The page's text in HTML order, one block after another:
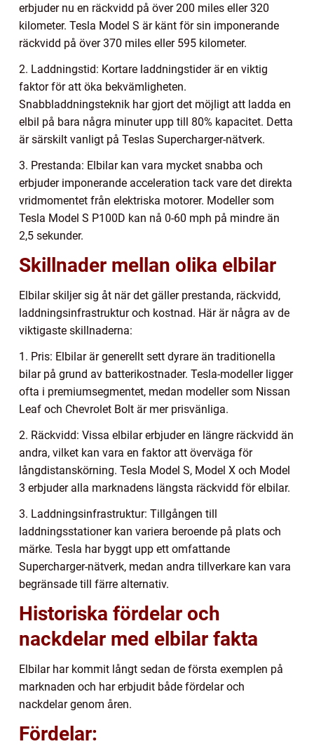
erbjuder nu en räckvidd på över 200 miles eller 320
kilometer. Tesla Model S är känt för sin imponerande
räckvidd på över 370 miles eller 595 kilometer.
2. Laddningstid: Kortare laddningstider är en viktig
faktor för att öka bekvämligheten.
Snabbladdningsteknik har gjort det möjligt att ladda en
elbil på bara några minuter upp till 80% kapacitet. Detta
är särskilt vanligt på Teslas Supercharger-nätverk.
3. Prestanda: Elbilar kan vara mycket snabba och
erbjuder imponerande acceleration tack vare det direkta
vridmomentet från elektriska motorer. Modeller som
Tesla Model S P100D kan nå 0-60 mph på mindre än
2,5 sekunder.
Skillnader mellan olika elbilar
Elbilar skiljer sig åt när det gäller prestanda, räckvidd,
laddningsinfrastruktur och kostnad. Här är några av de
viktigaste skillnaderna:
1. Pris: Elbilar är generellt sett dyrare än traditionella
bilar på grund av batterikostnader. Tesla-modeller ligger
ofta i premiumsegmentet, medan modeller som Nissan
Leaf och Chevrolet Bolt är mer prisvänliga.
2. Räckvidd: Vissa elbilar erbjuder en längre räckvidd än
andra, vilket kan vara en faktor att överväga för
långdistanskörning. Tesla Model S, Model X och Model
3 erbjuder alla marknadens längsta räckvidd för elbilar.
3. Laddningsinfrastruktur: Tillgången till
laddningsstationer kan variera beroende på plats och
märke. Tesla har byggt upp ett omfattande
Supercharger-nätverk, medan andra tillverkare kan vara
begränsade till färre alternativ.
Historiska fördelar och
nackdelar med elbilar fakta
Elbilar har kommit långt sedan de första exemplen på
marknaden och har erbjudit både fördelar och
nackdelar genom åren.
Fördelar: